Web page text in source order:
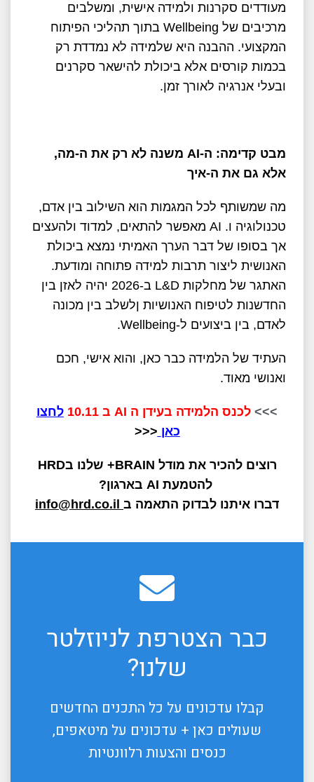
מעודדים סקרנות ולמידה אישית, ומשלבים
מרכיבים של Wellbeing בתוך תהליכי הפיתוח
המקצועי. ההבנה היא שלמידה לא נמדדת רק
בכמות קורסים אלא ביכולת להישאר סקרנים
ובעלי אנרגיה לאורך זמן.
מבט קדימה: ה-AI
משנה לא רק את ה-מה,
אלא גם את ה-איך
מה שמשותף לכל המגמות הוא השילוב בין אדם,
טכנולוגיה ו. AI מאפשר להתאים, למדוד ולהעצים
אך בסופו של דבר הערך האמיתי נמצא ביכולת
האנושית ליצור תרבות למידה פתוחה ומודעת.
האתגר של מחלקות L&D ב-2026 יהיה לאזן בין
החדשנות לטיפוח האנושיות ןלשלב בין מכונה
לאדם, בין ביצועים ל-Wellbeing.
העתיד של הלמידה כבר כאן, והוא אישי, חכם
ואנושי מאוד.
>>> לכנס הלמידה בעידן ה AI ב 10.11
לחצו
כאן <<<
רוצים להכיר את מודל BRAIN+ שלנו בHRD
להטמעת AI בארגון?
דברו איתנו לבדוק התאמה ב info@hrd.co.il
כבר הצטרפת לניוזלטר
שלנו?
קבלו עדכונים על כל התכנים החדשים
שעולים כאן + עדכונים על מיטאפים,
כנסים והצעות רלוונטיות